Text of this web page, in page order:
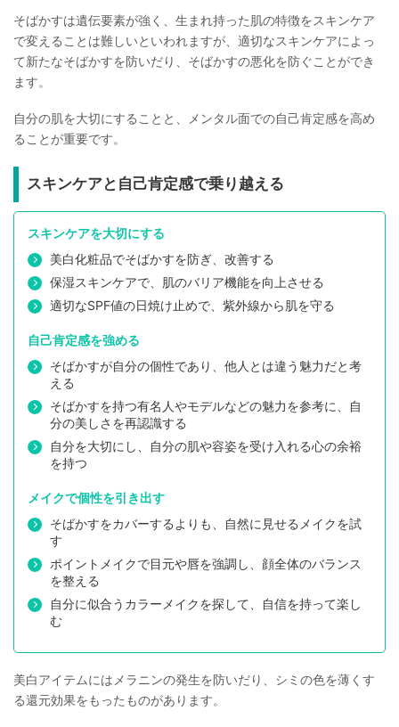
そばかすは遺伝要素が強く、生まれ持った肌の特徴をスキンケア
で変えることは難しいといわれますが、適切なスキンケアによっ
て新たなそばかすを防いだり、そばかすの悪化を防ぐことができ
ます。
自分の肌を大切にすることと、メンタル面での自己肯定感を高め
ることが重要です。
スキンケアと自己肯定感で乗り越える
スキンケアを大切にする
美白化粧品でそばかすを防ぎ、改善する
保湿スキンケアで、肌のバリア機能を向上させる
適切なSPF値の日焼け止めで、紫外線から肌を守る
自己肯定感を強める
そばかすが自分の個性であり、他人とは違う魅力だと考
える
そばかすを持つ有名人やモデルなどの魅力を参考に、自
分の美しさを再認識する
自分を大切にし、自分の肌や容姿を受け入れる心の余裕
を持つ
メイクで個性を引き出す
そばかすをカバーするよりも、自然に見せるメイクを試
す
ポイントメイクで目元や唇を強調し、顔全体のバランス
を整える
自分に似合うカラーメイクを探して、自信を持って楽し
む
美白アイテムにはメラニンの発生を防いだり、シミの色を薄くす
る還元効果をもったものがあります。